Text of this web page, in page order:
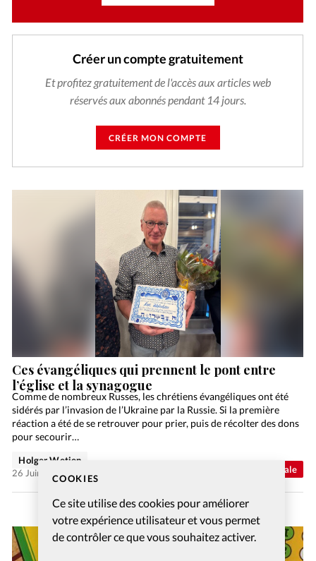
COOKIES
Ce site utilise des cookies pour améliorer
votre expérience utilisateur et vous permet
de contrôler ce que vous souhaitez activer.
Créer un compte gratuitement
Et profitez gratuitement de l'accès aux articles web
réservés aux abonnés pendant 14 jours.
CRÉER MON COMPTE
Actualité internationale
Ces évangéliques qui prennent le pont entre
l’église et la synagogue
Comme de nombreux Russes, les chrétiens évangéliques ont été
sidérés par l’invasion de l’Ukraine par la Russie. Si la première
réaction a été de se retrouver pour prier, puis de récolter des dons
pour secourir…
Holger Wetjen
26 Juin 2026